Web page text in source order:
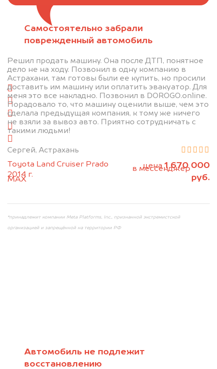
Самостоятельно забрали
поврежденный автомобиль
Решил продать машину. Она после ДТП, понятное
дело не на ходу. Позвонил в одну компанию в
Астрахани, там готовы были ее купить, но просили
доставить им машину или оплатить эвакуатор. Для
меня это все накладно. Позвонил в DOROGO.online.
Порадовало то, что машину оценили выше, чем это
сделала предыдущая компания, к тому же ничего
не взяли за вывоз авто. Приятно сотрудничать с
такими людьми!
Сергей, Астрахань
Toyota Land Cruiser Prado
2014 г.
цена1 670 000
руб.
Автомобиль не подлежит
восстановлению
Отправьте фотографии автомобиля — через
1. Сфотографируйте машину:
спереди
сзади
слева
справа
+79584983298 по WhatsApp*, в мессенджер
MAX
*принадлежит компании Meta Platforms, Inc., признанной экстремистской
организацией и запрещённой на территории РФ
БЕСПЛАТНО